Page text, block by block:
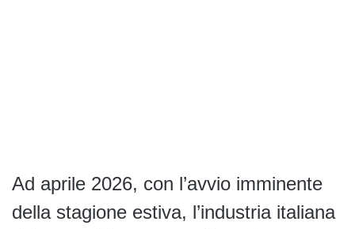
Ad aprile 2026, con l’avvio imminente
della stagione estiva, l’industria italiana